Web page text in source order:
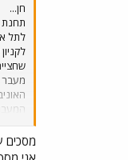
חן...
תחנת
לתל
מעבר
מסכים